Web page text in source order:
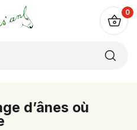
0
d’ânes où